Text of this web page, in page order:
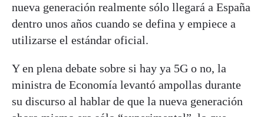
nueva generación realmente sólo llegará a España
dentro unos años cuando se defina y empiece a
utilizarse el estándar oficial.
Y en plena debate sobre si hay ya 5G o no, la
ministra de Economía levantó ampollas durante
su discurso al hablar de que la nueva generación